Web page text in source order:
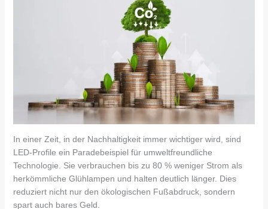
In einer Zeit, in der Nachhaltigkeit immer wichtiger wird, sind
LED-Profile ein Paradebeispiel für umweltfreundliche
Technologie. Sie verbrauchen bis zu 80 % weniger Strom als
herkömmliche Glühlampen und halten deutlich länger. Dies
reduziert nicht nur den ökologischen Fußabdruck, sondern
spart auch bares Geld.